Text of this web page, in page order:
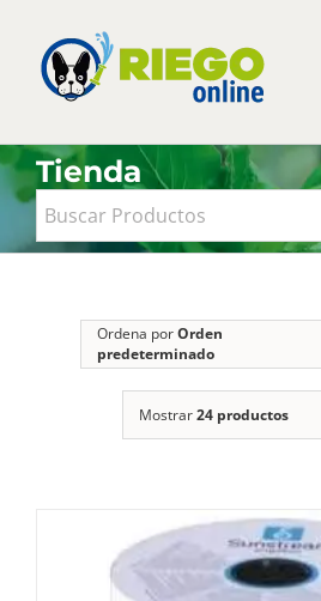
contenido
Tienda
Ordena porOrden
predeterminado
Mostrar24 productos